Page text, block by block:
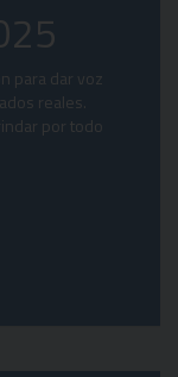
para dar voz
reales.
por todo